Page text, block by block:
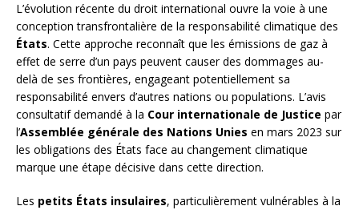
L’évolution récente du droit international ouvre la voie à une
conception transfrontalière de la responsabilité climatique des
États. Cette approche reconnaît que les émissions de gaz à
effet de serre d’un pays peuvent causer des dommages au-
delà de ses frontières, engageant potentiellement sa
responsabilité envers d’autres nations ou populations. L’avis
consultatif demandé à la Cour internationale de Justice par
l’Assemblée générale des Nations Unies en mars 2023 sur
les obligations des États face au changement climatique
marque une étape décisive dans cette direction.
Les petits États insulaires, particulièrement vulnérables à la